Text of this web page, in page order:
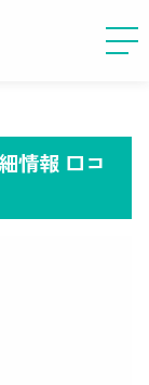
情報 口コ